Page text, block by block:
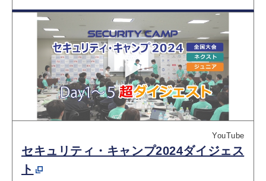
YouTube
セキュリティ・キャンプ2024ダイジェス
ト